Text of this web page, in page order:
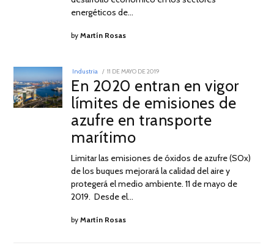
energéticos de…
byMartín Rosas
Industria
POSTED
ON
11 DE MAYO DE 2019
MAYO
DE
2019
En 2020 entran en vigor
límites de emisiones de
azufre en transporte
marítimo
Limitar las emisiones de óxidos de azufre (SOx)
de los buques mejorará la calidad del aire y
protegerá el medio ambiente. 11 de mayo de
2019. Desde el…
byMartín Rosas